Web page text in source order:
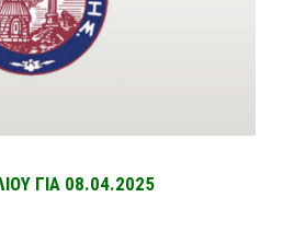
ΓΙΑ 08.04.2025